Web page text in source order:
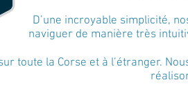
simplicité, n
manière très intuitive et en
toute la Corse et à l’étranger.